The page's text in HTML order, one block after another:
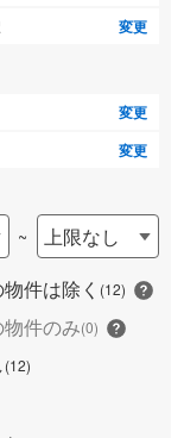
変更
変更
変更
~
上限なし
件は除く (12)
件のみ(0)
(12)
)
0)
(0)
0)